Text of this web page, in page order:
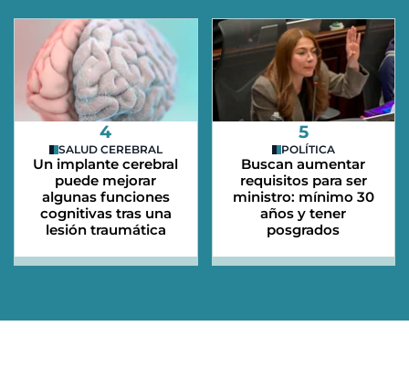
4
SALUD CEREBRAL
Un implante cerebral
puede mejorar
algunas funciones
cognitivas tras una
lesión traumática
5
POLÍTICA
Buscan aumentar
requisitos para ser
ministro: mínimo 30
años y tener
posgrados